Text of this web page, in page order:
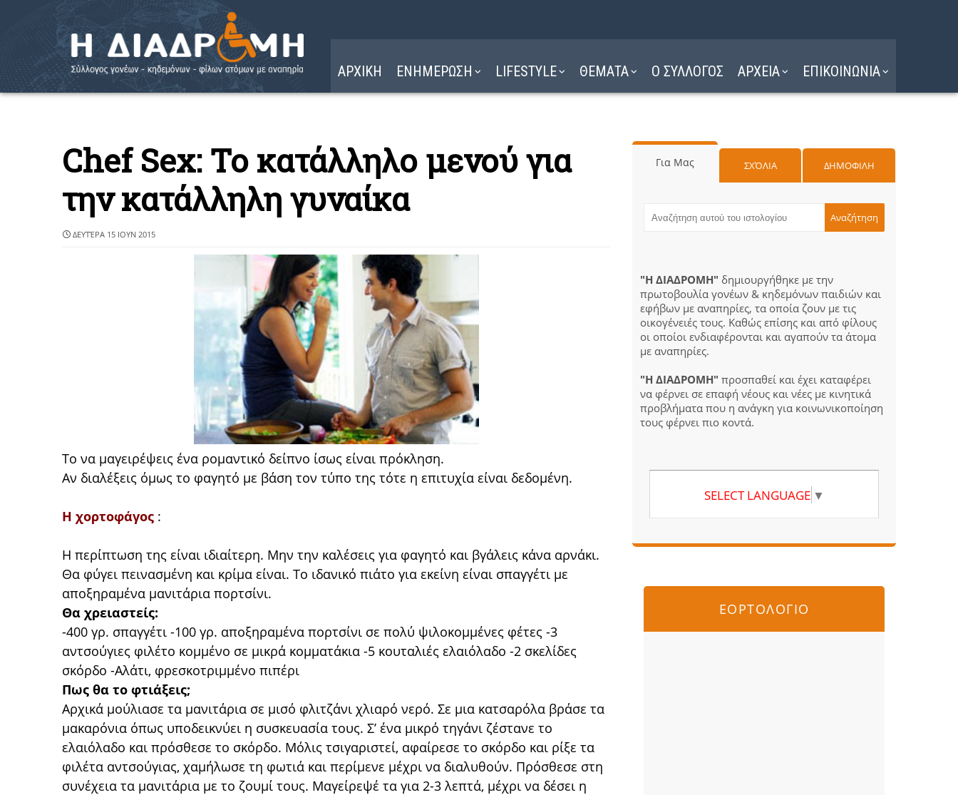
ΑΡΧΙΚΗ ΕΝΗΜΕΡΩΣΗ LIFESTYLE ΘΕΜΑΤΑ Ο ΣΥΛΛΟΓΟΣ ΑΡΧΕΙΑ ΕΠΙΚΟΙΝΩΝΙΑ
Chef Sex: Το κατάλληλο μενού για
την κατάλληλη γυναίκα
ΔΕΥΤΈΡΑ 15 ΙΟΥΝ 2015
Το να μαγειρέψεις ένα ρομαντικό δείπνο ίσως είναι πρόκληση.
Αν διαλέξεις όμως το φαγητό με βάση τον τύπο της τότε η επιτυχία είναι δεδομένη.
Η χορτοφάγος :
Η περίπτωση της είναι ιδιαίτερη. Μην την καλέσεις για φαγητό και βγάλεις κάνα αρνάκι.
Θα φύγει πεινασμένη και κρίμα είναι. Το ιδανικό πιάτο για εκείνη είναι σπαγγέτι με
αποξηραμένα μανιτάρια πορτσίνι.
Θα χρειαστείς:
-400 γρ. σπαγγέτι -100 γρ. αποξηραμένα πορτσίνι σε πολύ ψιλοκομμένες φέτες -3
αντσούγιες φιλέτο κομμένο σε μικρά κομματάκια -5 κουταλιές ελαιόλαδο -2 σκελίδες
σκόρδο -Αλάτι, φρεσκοτριμμένο πιπέρι
Πως θα το φτιάξεις;
Αρχικά μούλιασε τα μανιτάρια σε μισό φλιτζάνι χλιαρό νερό. Σε μια κατσαρόλα βράσε τα
μακαρόνια όπως υποδεικνύει η συσκευασία τους. Σ’ ένα μικρό τηγάνι ζέστανε το
ελαιόλαδο και πρόσθεσε το σκόρδο. Μόλις τσιγαριστεί, αφαίρεσε το σκόρδο και ρίξε τα
φιλέτα αντσούγιας, χαμήλωσε τη φωτιά και περίμενε μέχρι να διαλυθούν. Πρόσθεσε στη
συνέχεια τα μανιτάρια με το ζουμί τους. Μαγείρεψέ τα για 2-3 λεπτά, μέχρι να δέσει η
Για Μας ΣΧΌΛΙΑ ΔΗΜΟΦΙΛΗ
"Η ΔΙΑΔΡΟΜΗ" δημιουργήθηκε με την
πρωτοβουλία γονέων & κηδεμόνων παιδιών και
εφήβων με αναπηρίες, τα οποία ζουν με τις
οικογένειές τους. Καθώς επίσης και από φίλους
οι οποίοι ενδιαφέρονται και αγαπούν τα άτομα
με αναπηρίες.
"Η ΔΙΑΔΡΟΜΗ" προσπαθεί και έχει καταφέρει
να φέρνει σε επαφή νέους και νέες με κινητικά
προβλήματα που η ανάγκη για κοινωνικοποίηση
τους φέρνει πιο κοντά.
SELECT LANGUAGE ▼
ΕΟΡΤΟΛΟΓΙΟ